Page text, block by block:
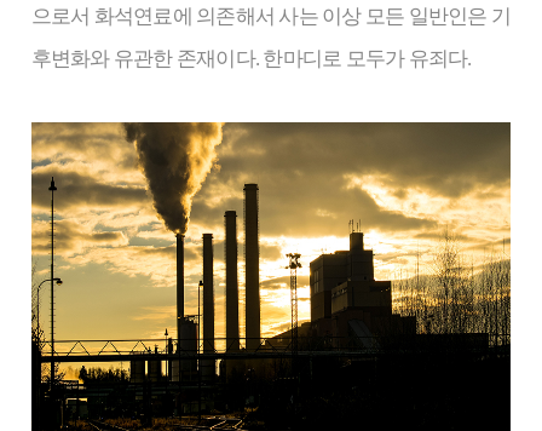
으로서 화석연료에 의존해서 사는 이상 모든 일반인은 기
후변화와 유관한 존재이다. 한마디로 모두가 유죄다.